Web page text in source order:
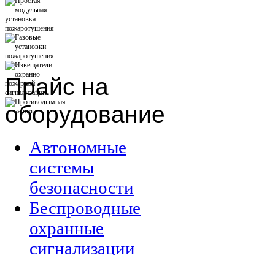
Прайс на
оборудование
Автономные
системы
безопасности
Беспроводные
охранные
сигнализации